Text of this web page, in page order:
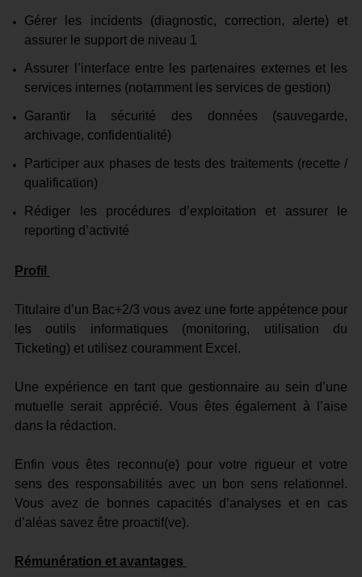
Gérer les incidents (diagnostic, correction, alerte) et
assurer le support de niveau 1
Assurer l’interface entre les partenaires externes et les
services internes (notamment les services de gestion)
Garantir la sécurité des données (sauvegarde,
archivage, confidentialité)
Participer aux phases de tests des traitements (recette /
qualification)
Rédiger les procédures d’exploitation et assurer le
reporting d’activité
Profil
Titulaire d’un Bac+2/3 vous avez une forte appétence pour
les outils informatiques (monitoring, utilisation du
Ticketing) et utilisez couramment Excel.
Une expérience en tant que gestionnaire au sein d’une
mutuelle serait apprécié. Vous êtes également à l’aise
dans la rédaction.
Enfin vous êtes reconnu(e) pour votre rigueur et votre
sens des responsabilités avec un bon sens relationnel.
Vous avez de bonnes capacités d’analyses et en cas
d’aléas savez être proactif(ve).
Rémunération et avantages